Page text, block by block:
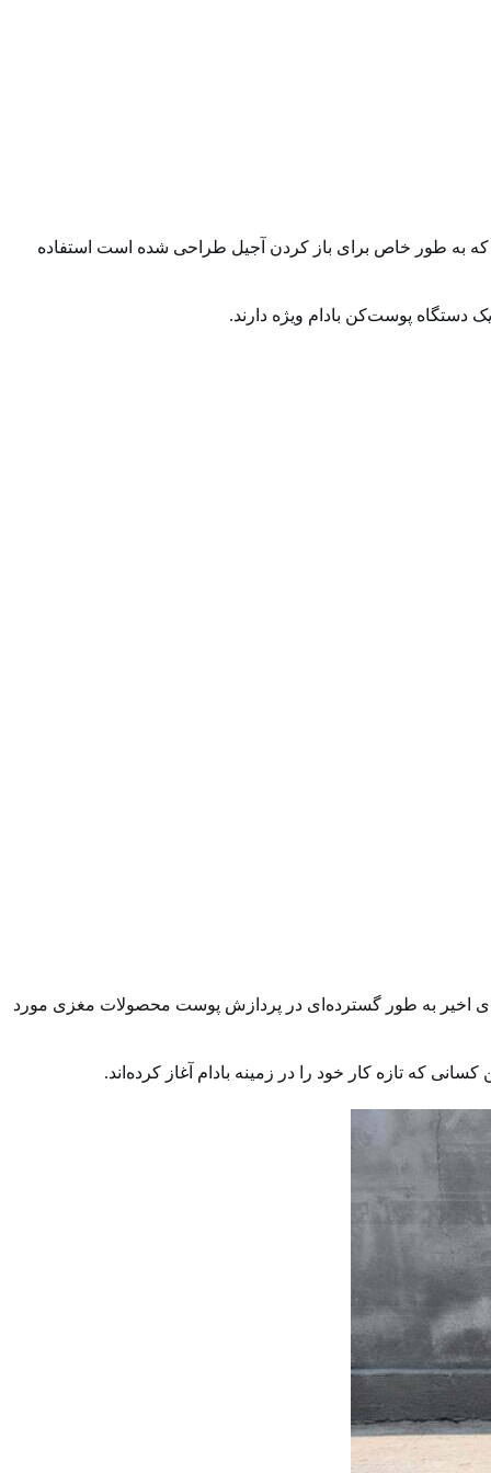
که به طور خاص برای باز کردن آجیل طراحی شده است استفاده
دستگاه پوست‌کن بادام ویژه دارند.
اخیر به طور گسترده‌ای در پردازش پوست محصولات مغزی مورد
که تازه کار خود را در زمینه بادام آغاز کرده‌اند.